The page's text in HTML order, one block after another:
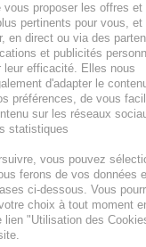
4 g
vous proposer les offres et
pertinents pour vous, et
en direct ou via des
et publicités
leur efficacité. Elles nous
d'adapter le
préférences, de vous
sur les réseaux
statistiques
vous pouvez
ferons de vos données
ci-dessous. Vous
choix à tout moment
lien "Utilisation des